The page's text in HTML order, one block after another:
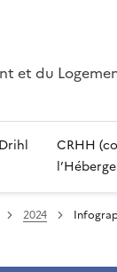
et du
CRHH
2024